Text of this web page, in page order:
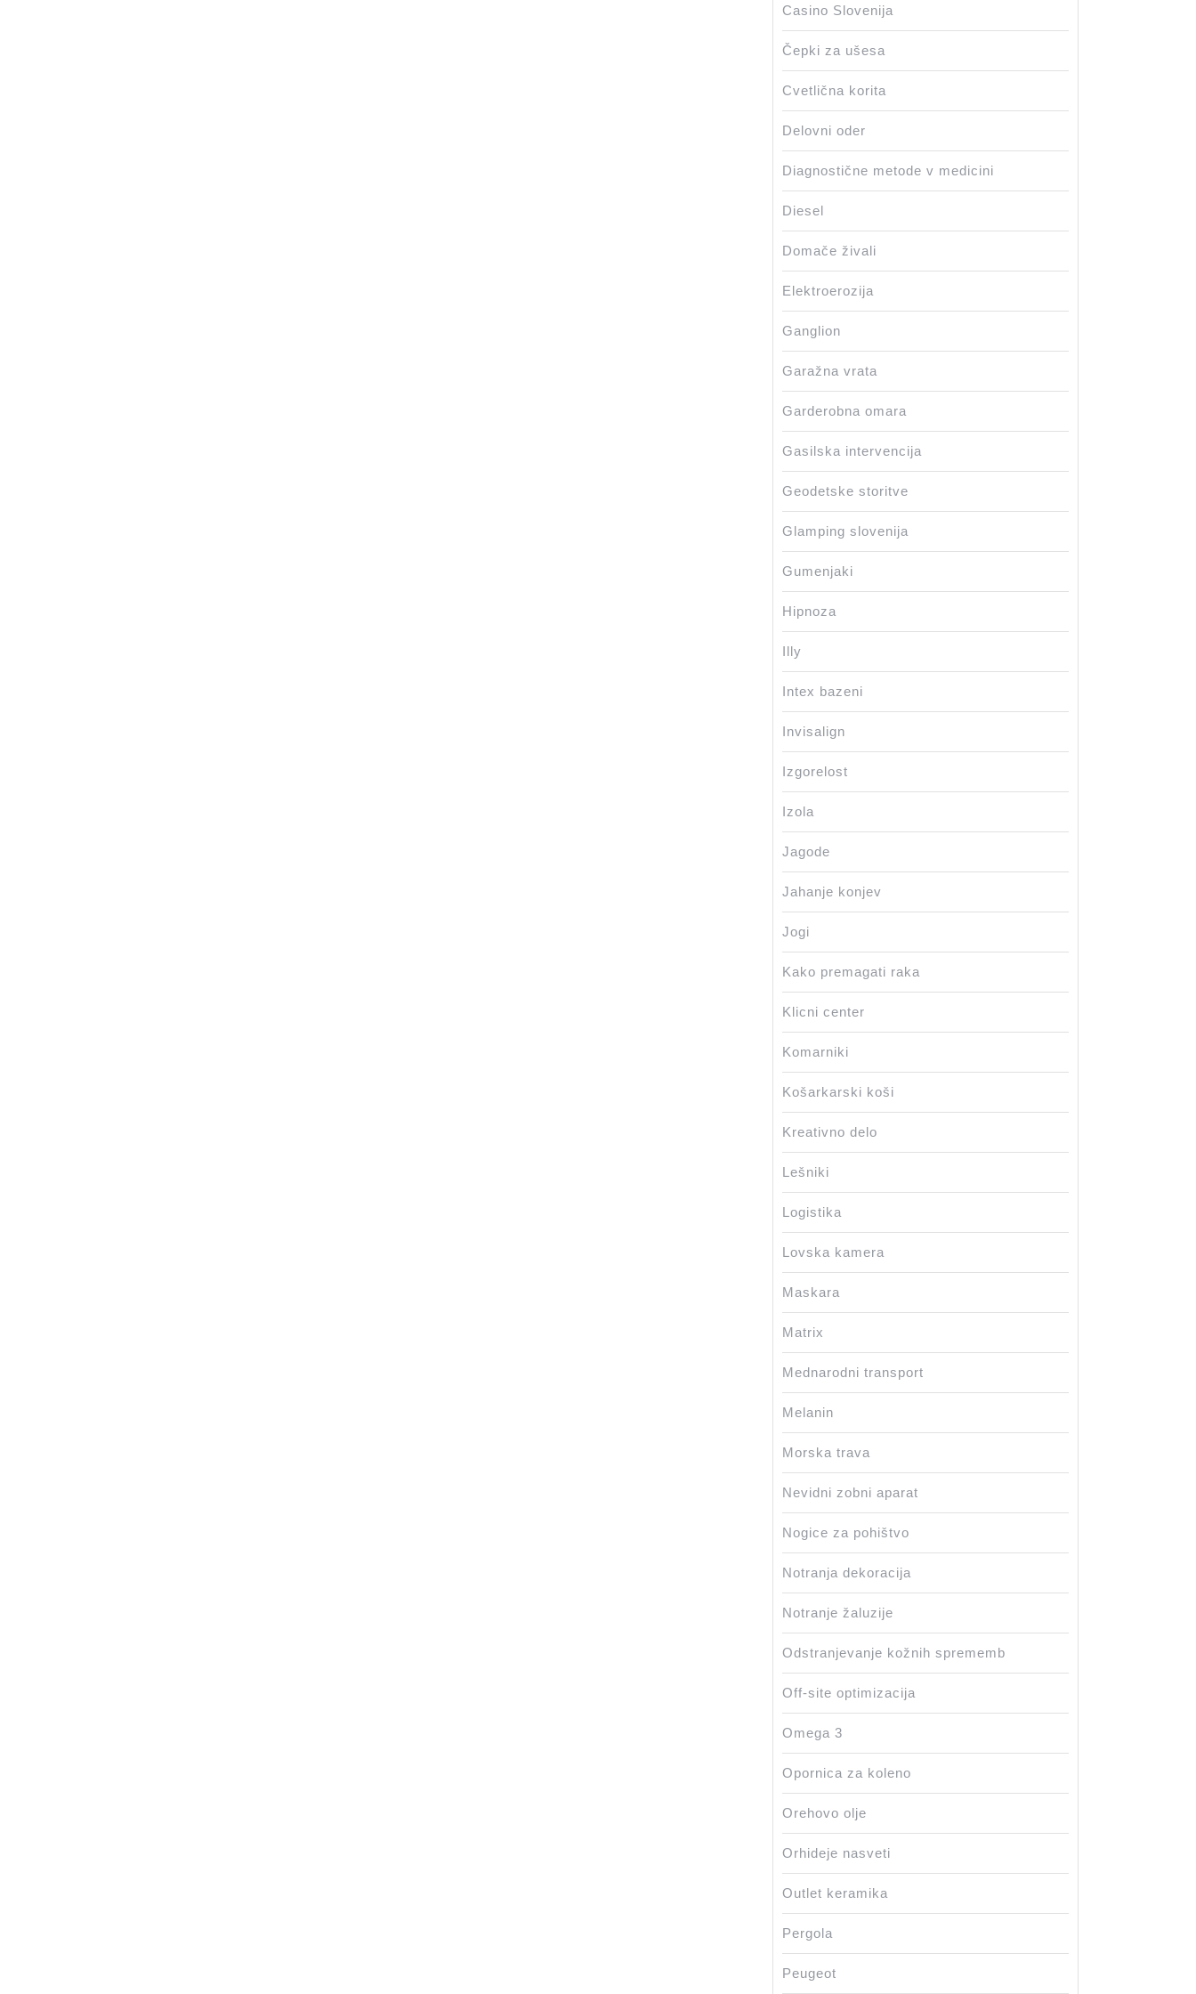
Casino Slovenija
Čepki za ušesa
Cvetlična korita
Delovni oder
Diagnostične metode v medicini
Diesel
Domače živali
Elektroerozija
Ganglion
Garažna vrata
Garderobna omara
Gasilska intervencija
Geodetske storitve
Glamping slovenija
Gumenjaki
Hipnoza
Illy
Intex bazeni
Invisalign
Izgorelost
Izola
Jagode
Jahanje konjev
Jogi
Kako premagati raka
Klicni center
Komarniki
Košarkarski koši
Kreativno delo
Lešniki
Logistika
Lovska kamera
Maskara
Matrix
Mednarodni transport
Melanin
Morska trava
Nevidni zobni aparat
Nogice za pohištvo
Notranja dekoracija
Notranje žaluzije
Odstranjevanje kožnih sprememb
Off-site optimizacija
Omega 3
Opornica za koleno
Orehovo olje
Orhideje nasveti
Outlet keramika
Pergola
Peugeot